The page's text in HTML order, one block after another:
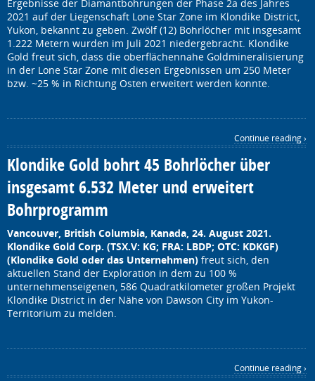
Ergebnisse der Diamantbohrungen der Phase 2a des Jahres
2021 auf der Liegenschaft Lone Star Zone im Klondike District,
Yukon, bekannt zu geben. Zwölf (12) Bohrlöcher mit insgesamt
1.222 Metern wurden im Juli 2021 niedergebracht. Klondike
Gold freut sich, dass die oberflächennahe Goldmineralisierung
in der Lone Star Zone mit diesen Ergebnissen um 250 Meter
bzw. ~25 % in Richtung Osten erweitert werden konnte.
Continue reading ›
Klondike Gold bohrt 45 Bohrlöcher über
insgesamt 6.532 Meter und erweitert
Bohrprogramm
Vancouver, British Columbia, Kanada, 24. August 2021.
Klondike Gold Corp. (TSX.V: KG; FRA: LBDP; OTC: KDKGF)
(Klondike Gold oder das Unternehmen) freut sich, den
aktuellen Stand der Exploration in dem zu 100 %
unternehmenseigenen, 586 Quadratkilometer großen Projekt
Klondike District in der Nähe von Dawson City im Yukon-
Territorium zu melden.
Continue reading ›